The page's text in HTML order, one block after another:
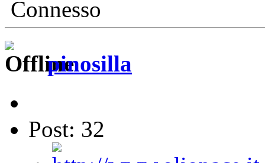
Connesso
pinosilla
Post: 32